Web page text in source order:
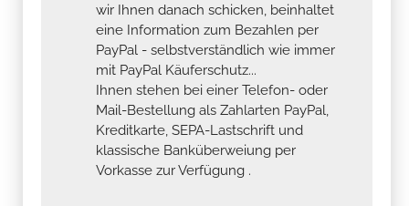
wir Ihnen danach schicken, beinhaltet
eine Information zum Bezahlen per
PayPal - selbstverständlich wie immer
mit PayPal Käuferschutz...
Ihnen stehen bei einer Telefon- oder
Mail-Bestellung als Zahlarten PayPal,
Kreditkarte, SEPA-Lastschrift und
klassische Banküberweiung per
Vorkasse zur Verfügung .